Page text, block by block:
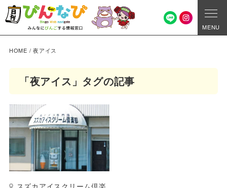
MENU
HOME /夜アイス
「夜アイス」タグの記事
スズカアイスクリーム倶楽